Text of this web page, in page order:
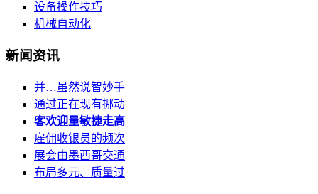
设备操作技巧
机械自动化
新闻资讯
并…虽然说智妙手
通过正在现有挪动
客欢迎量敏捷走高
雇佣收银员的频次
展会由墨西哥交通
布局多元、质量过